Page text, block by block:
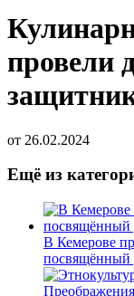
провели
от 26.02.2024
Ещё из
В Кемерове